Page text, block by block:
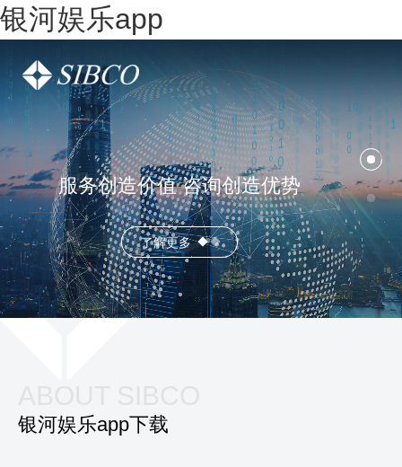
银河娱乐app
服务创造价值 咨询创造优势
了解更多
银河娱乐app下载